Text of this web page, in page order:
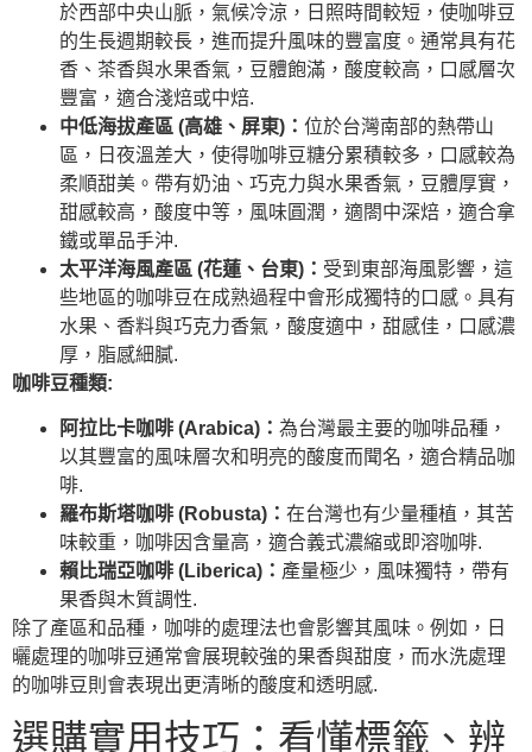
於西部中央山脈，氣候冷涼，日照時間較短，使咖啡豆
的生長週期較長，進而提升風味的豐富度。通常具有花
香、茶香與水果香氣，豆體飽滿，酸度較高，口感層次
豐富，適合淺焙或中焙.
中低海拔產區 (高雄、屏東)： 位於台灣南部的熱帶山
區，日夜溫差大，使得咖啡豆糖分累積較多，口感較為
柔順甜美。帶有奶油、巧克力與水果香氣，豆體厚實，
甜感較高，酸度中等，風味圓潤，適閤中深焙，適合拿
鐵或單品手沖.
太平洋海風產區 (花蓮、台東)： 受到東部海風影響，這
些地區的咖啡豆在成熟過程中會形成獨特的口感。具有
水果、香料與巧克力香氣，酸度適中，甜感佳，口感濃
厚，脂感細膩.
咖啡豆種類:
阿拉比卡咖啡 (Arabica)： 為台灣最主要的咖啡品種，
以其豐富的風味層次和明亮的酸度而聞名，適合精品咖
啡.
羅布斯塔咖啡 (Robusta)： 在台灣也有少量種植，其苦
味較重，咖啡因含量高，適合義式濃縮或即溶咖啡.
賴比瑞亞咖啡 (Liberica)： 產量極少，風味獨特，帶有
果香與木質調性.
除了產區和品種，咖啡的處理法也會影響其風味。例如，日
曬處理的咖啡豆通常會展現較強的果香與甜度，而水洗處理
的咖啡豆則會表現出更清晰的酸度和透明感.
選購實用技巧：看懂標籤、辨